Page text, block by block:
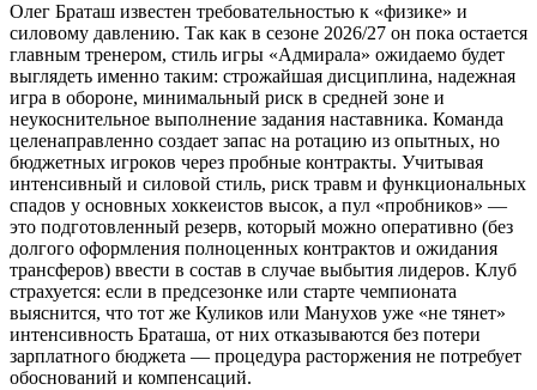
Олег Браташ известен требовательностью к «физике» и
силовому давлению. Так как в сезоне 2026/27 он пока остается
главным тренером, стиль игры «Адмирала» ожидаемо будет
выглядеть именно таким: строжайшая дисциплина, надежная
игра в обороне, минимальный риск в средней зоне и
неукоснительное выполнение задания наставника. Команда
целенаправленно создает запас на ротацию из опытных, но
бюджетных игроков через пробные контракты. Учитывая
интенсивный и силовой стиль, риск травм и функциональных
спадов у основных хоккеистов высок, а пул «пробников» —
это подготовленный резерв, который можно оперативно (без
долгого оформления полноценных контрактов и ожидания
трансферов) ввести в состав в случае выбытия лидеров. Клуб
страхуется: если в предсезонке или старте чемпионата
выяснится, что тот же Куликов или Манухов уже «не тянет»
интенсивность Браташа, от них отказываются без потери
зарплатного бюджета — процедура расторжения не потребует
обоснований и компенсаций.